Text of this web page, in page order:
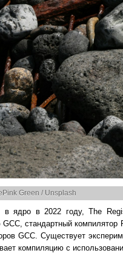
Green / Unsplash
ядро в 2022 году, The
стандартный компилятор
GCC. Существует
компиляцию с